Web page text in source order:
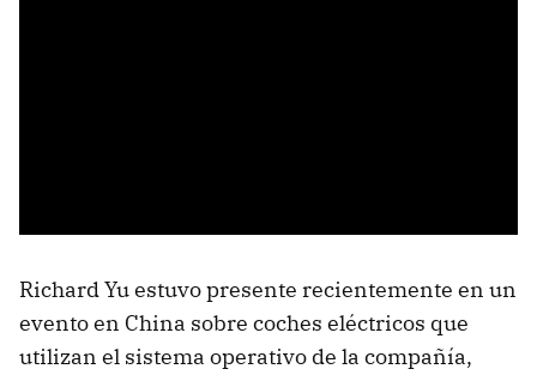
Richard Yu estuvo presente recientemente en un
evento en China sobre coches eléctricos que
utilizan el sistema operativo de la compañía,